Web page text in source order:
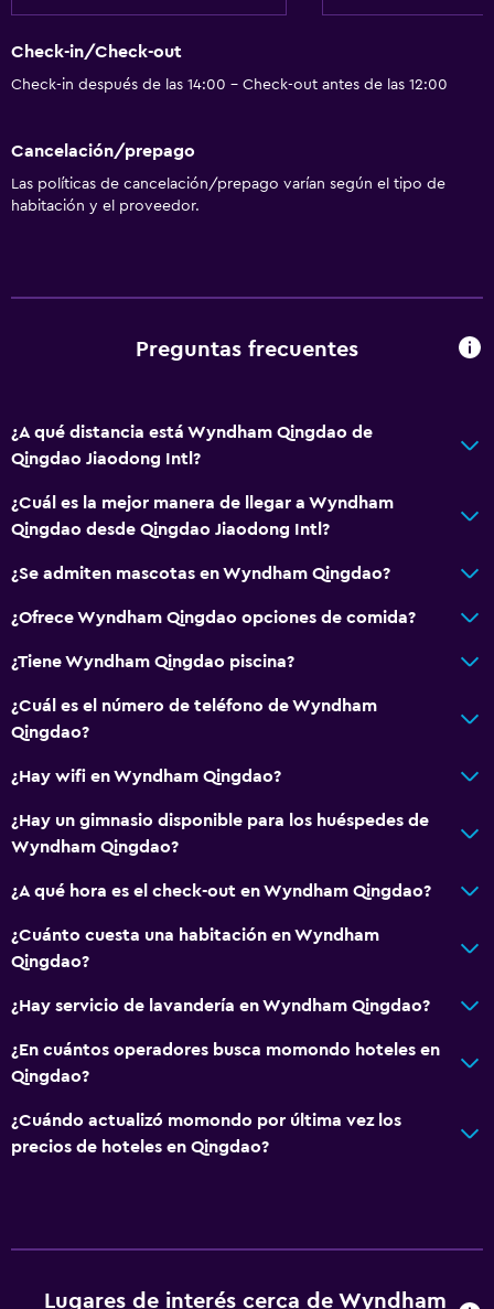
Alarma de humo
Calefacción
Champú
Vista al jardín
Vista a la montaña
Pantuflas
Habitaciones insonorizadas
Teléfono
Vista a la ciudad
Baño
Secador de pelo
Albornoz
Baño privado
Ducha
Gorro de baño
Tina de baño
Papel higiénico
Carriolas
Check-in/Check-out
Check-in después de las 14:00 - Check-out antes de las 12:00
Cancelación/prepago
Las políticas de cancelación/prepago varían según el tipo de
habitación y el proveedor.
Preguntas frecuentes
¿A qué distancia está Wyndham Qingdao de
Qingdao Jiaodong Intl?
¿Cuál es la mejor manera de llegar a Wyndham
Qingdao desde Qingdao Jiaodong Intl?
¿Se admiten mascotas en Wyndham Qingdao?
¿Ofrece Wyndham Qingdao opciones de comida?
¿Tiene Wyndham Qingdao piscina?
¿Cuál es el número de teléfono de Wyndham
Qingdao?
¿Hay wifi en Wyndham Qingdao?
¿Hay un gimnasio disponible para los huéspedes de
Wyndham Qingdao?
¿A qué hora es el check-out en Wyndham Qingdao?
¿Cuánto cuesta una habitación en Wyndham
Qingdao?
¿Hay servicio de lavandería en Wyndham Qingdao?
¿En cuántos operadores busca momondo hoteles en
Qingdao?
¿Cuándo actualizó momondo por última vez los
precios de hoteles en Qingdao?
Lugares de interés cerca de Wyndham